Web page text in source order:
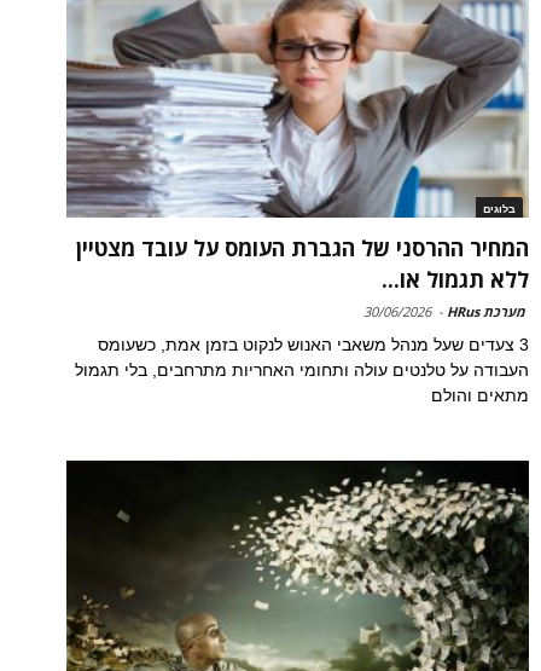
בלוגים
המחיר ההרסני של הגברת העומס על עובד מצטיין
ללא תגמול או...
מערכת HRus -
30/06/2026
3 צעדים שעל מנהל משאבי האנוש לנקוט בזמן אמת, כשעומס
העבודה על טלנטים עולה ותחומי האחריות מתרחבים, בלי תגמול
מתאים והולם